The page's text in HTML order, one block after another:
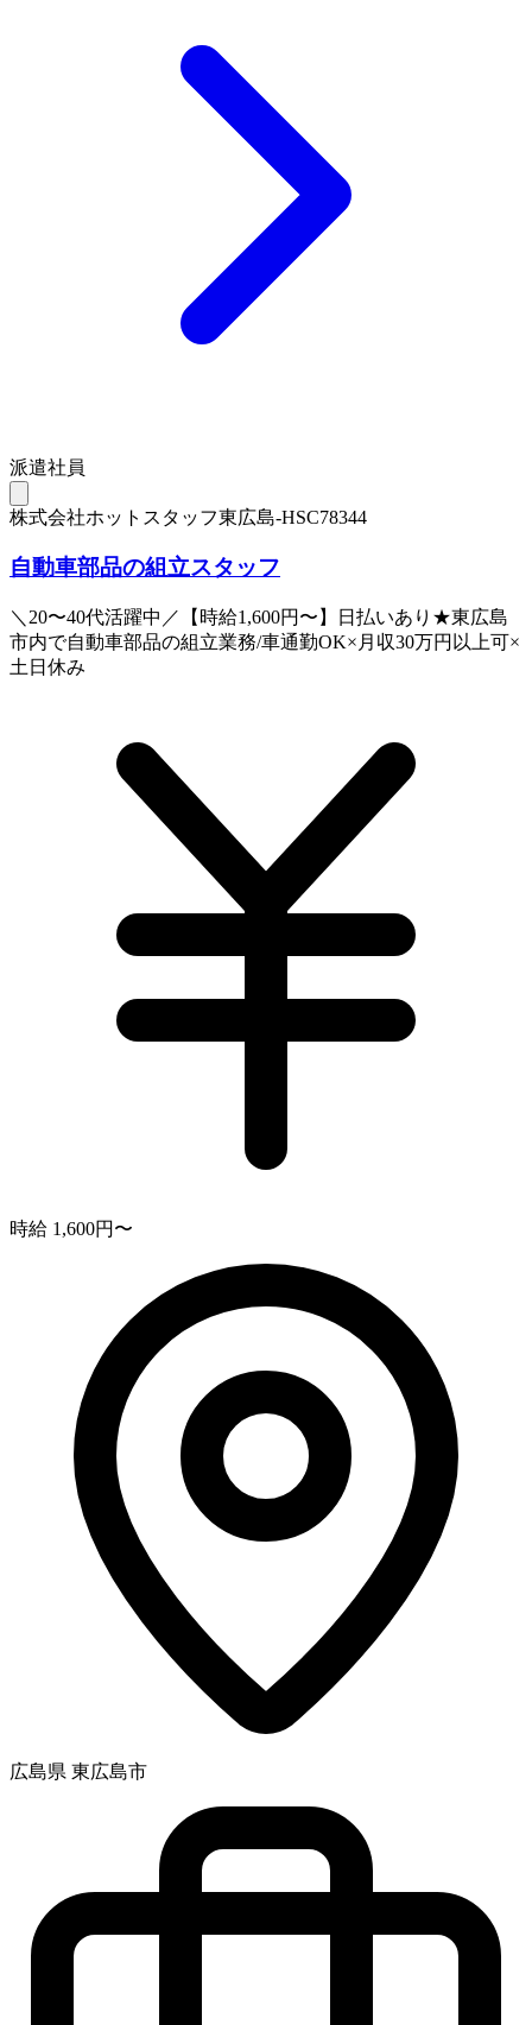
派遣社員
株式会社ホットスタッフ東広島-HSC78344
自動車部品の組立スタッフ
＼20〜40代活躍中／【時給1,600円〜】日払いあり★東広島
市内で自動車部品の組立業務/車通勤OK×月収30万円以上可×
土日休み
時給 1,600円〜
広島県 東広島市